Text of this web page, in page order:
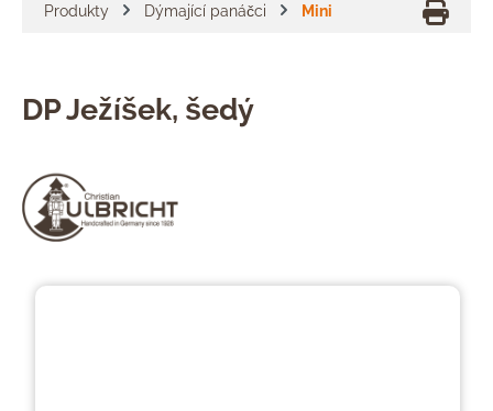
Produkty Dýmající panáčci Mini
DP Ježíšek, šedý